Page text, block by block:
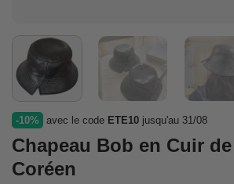
-10% avec le code ETE10 jusqu'au 31/08
Chapeau Bob en Cuir
Coréen